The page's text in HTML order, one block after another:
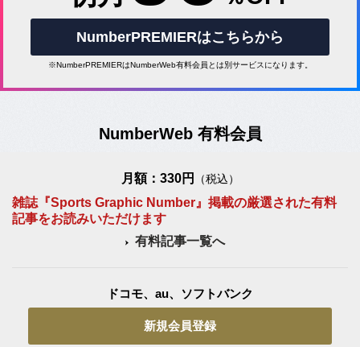
NumberPREMIERはこちらから
※NumberPREMIERはNumberWeb有料会員とは別サービスになります。
NumberWeb 有料会員
月額：330円 （税込）
雑誌『Sports Graphic Number』掲載の厳選された有料
記事をお読みいただけます
有料記事一覧へ
ドコモ、au、ソフトバンク
新規会員登録